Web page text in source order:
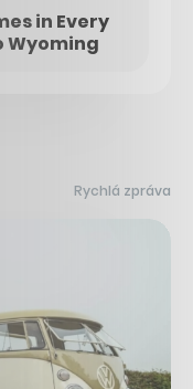
in Every
Wyoming
Rychlá zpráva